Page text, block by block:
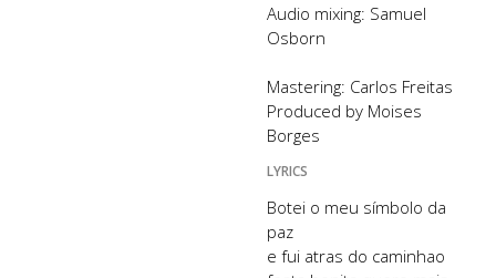
Audio mixing: Samuel
Osborn
Mastering: Carlos Freitas
Produced by Moises
Borges
LYRICS
Botei o meu símbolo da
paz
e fui atras do caminhao